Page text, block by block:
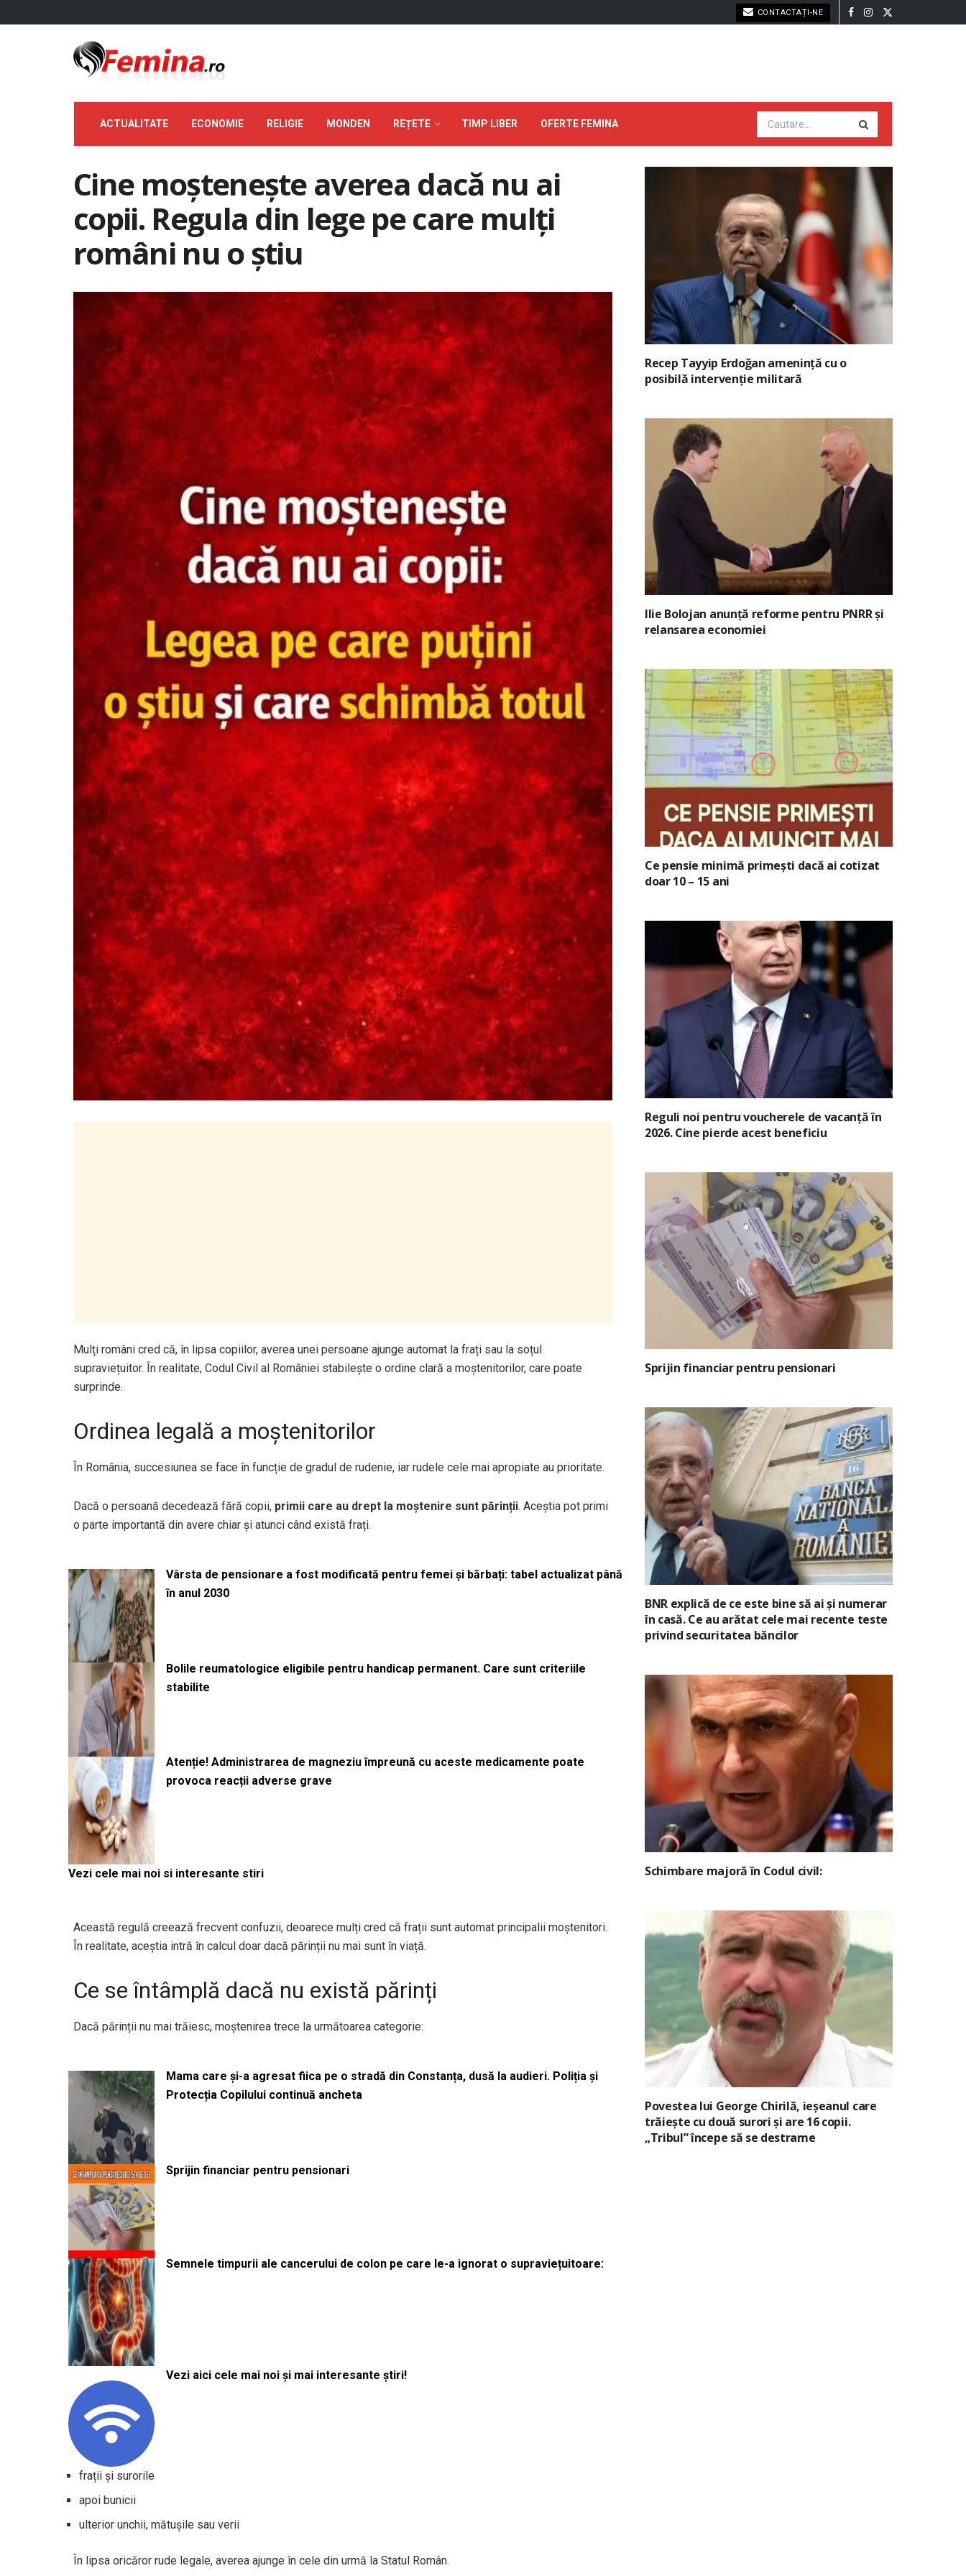
CONTACTAȚI-NE
ACTUALITATE ECONOMIE RELIGIE MONDEN REȚETE TIMP LIBER OFERTE FEMINA
Cine moștenește averea dacă nu ai
copii. Regula din lege pe care mulți
români nu o știu
Mulți români cred că, în lipsa copiilor, averea unei persoane ajunge automat la frați sau la soțul
supraviețuitor. În realitate, Codul Civil al României stabilește o ordine clară a moștenitorilor, care poate
surprinde.
Ordinea legală a moștenitorilor
În România, succesiunea se face în funcție de gradul de rudenie, iar rudele cele mai apropiate au prioritate.
Dacă o persoană decedează fără copii, primii care au drept la moștenire sunt părinții. Aceștia pot primi
o parte importantă din avere chiar și atunci când există frați.
Vârsta de pensionare a fost modificată pentru femei și bărbați: tabel actualizat până
în anul 2030
Bolile reumatologice eligibile pentru handicap permanent. Care sunt criteriile
stabilite
Atenție! Administrarea de magneziu împreună cu aceste medicamente poate
provoca reacții adverse grave
Vezi cele mai noi si interesante stiri
Această regulă creează frecvent confuzii, deoarece mulți cred că frații sunt automat principalii moștenitori.
În realitate, aceștia intră în calcul doar dacă părinții nu mai sunt în viață.
Ce se întâmplă dacă nu există părinți
Dacă părinții nu mai trăiesc, moștenirea trece la următoarea categorie:
Mama care și-a agresat fiica pe o stradă din Constanța, dusă la audieri. Poliția și
Protecția Copilului continuă ancheta
Sprijin financiar pentru pensionari
Semnele timpurii ale cancerului de colon pe care le-a ignorat o supraviețuitoare:
Vezi aici cele mai noi și mai interesante știri!
frații și surorile
apoi bunicii
ulterior unchii, mătușile sau verii
În lipsa oricăror rude legale, averea ajunge în cele din urmă la Statul Român.
Recep Tayyip Erdoğan amenință cu o
posibilă intervenție militară
Ilie Bolojan anunță reforme pentru PNRR și
relansarea economiei
Ce pensie minimă primești dacă ai cotizat
doar 10 – 15 ani
Reguli noi pentru voucherele de vacanță în
2026. Cine pierde acest beneficiu
Sprijin financiar pentru pensionari
BNR explică de ce este bine să ai și numerar
în casă. Ce au arătat cele mai recente teste
privind securitatea băncilor
Schimbare majoră în Codul civil:
Povestea lui George Chirilă, ieșeanul care
trăiește cu două surori și are 16 copii.
„Tribul” începe să se destrame